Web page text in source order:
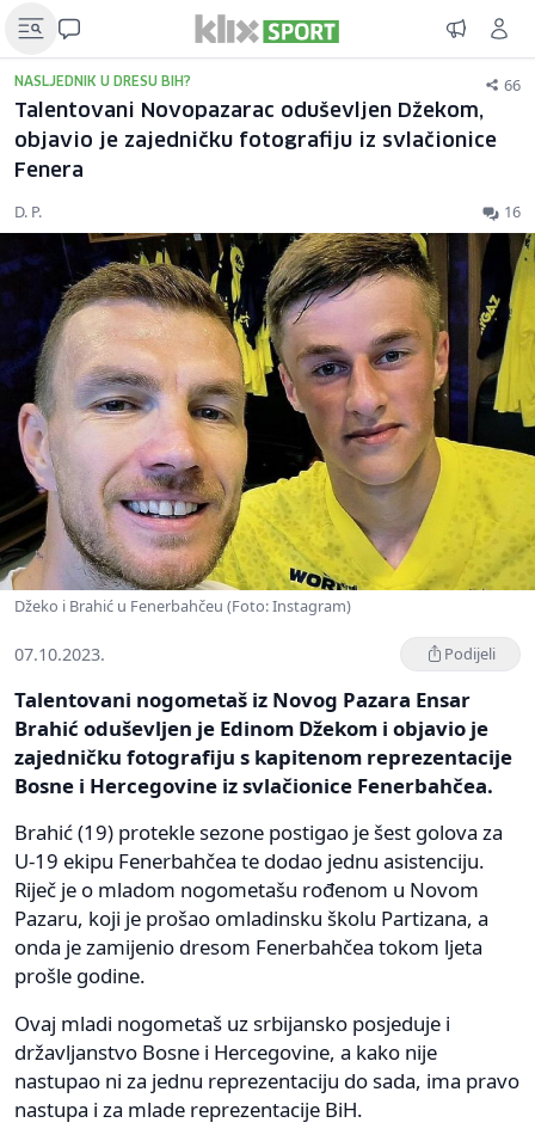
NASLJEDNIK U DRESU BIH? 66
Talentovani Novopazarac oduševljen Džekom,
objavio je zajedničku fotografiju iz svlačionice
Fenera
D. P. 16
Džeko i Brahić u Fenerbahčeu (Foto: Instagram)
07.10.2023. Podijeli
Talentovani nogometaš iz Novog Pazara Ensar
Brahić oduševljen je Edinom Džekom i objavio je
zajedničku fotografiju s kapitenom reprezentacije
Bosne i Hercegovine iz svlačionice Fenerbahčea.
Brahić (19) protekle sezone postigao je šest golova za
U-19 ekipu Fenerbahčea te dodao jednu asistenciju.
Riječ je o mladom nogometašu rođenom u Novom
Pazaru, koji je prošao omladinsku školu Partizana, a
onda je zamijenio dresom Fenerbahčea tokom ljeta
prošle godine.
Ovaj mladi nogometaš uz srbijansko posjeduje i
državljanstvo Bosne i Hercegovine, a kako nije
nastupao ni za jednu reprezentaciju do sada, ima pravo
nastupa i za mlade reprezentacije BiH.